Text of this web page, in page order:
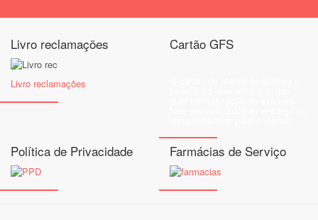
Livro reclamações
Livro reclamações
Cartão GFS
Política de Privacidade Farmácias de Serviço